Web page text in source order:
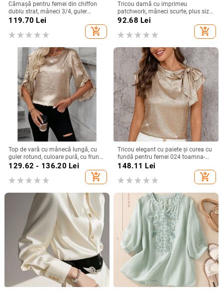
Cămașă pentru femei din chiffon
dublu strat, mâneci 3/4, guler
rotund, croială lejeră, lungime
119.70 Lei
add_shopping_cart
Tricou damă cu imprimeu
patchwork, mâneci scurte, plus size,
croială lejeră, vară 2025
92.68 Lei
add_shopping_cart
Top de vară cu mânecă lungă, cu
guler rotund, culoare pură, cu frunze
de lotus, pentru femei, stil simplu,
Amazon, export transfrontalier
european și american, 2025
129.62 - 136.20 Lei
add_shopping_cart
Tricou elegant cu paiete și curea cu
fundă pentru femei 024 toamna-
iarna nou, mânecă zburătoare,
148.11 Lei
add_shopping_cart